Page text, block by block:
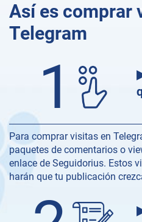
Así es comprar
Telegram
1
Para comprar visitas en
paquetes de comentarios o
enlace de Seguidorius. Estos
harán que tu publicación